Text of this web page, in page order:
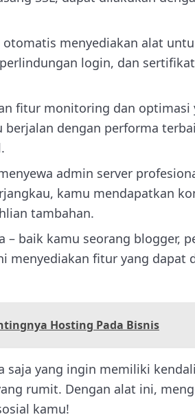
otomatis menyediakan alat
login, dan
fitur monitoring dan optimasi
berjalan dengan performa
admin server
kamu mendapatkan
tambahan.
– baik kamu seorang blogger,
menyediakan fitur yang dapat
Hosting Pada Bisnis
saja yang ingin memiliki
rumit. Dengan alat ini,
kamu!